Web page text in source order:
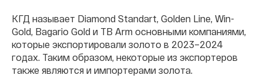
КГД называет Diamond Standart, Golden Line, Win-
Gold, Bagario Gold и TB Arm основными компаниями,
которые экспортировали золото в 2023–2024
годах. Таким образом, некоторые из экспортеров
также являются и импортерами золота.